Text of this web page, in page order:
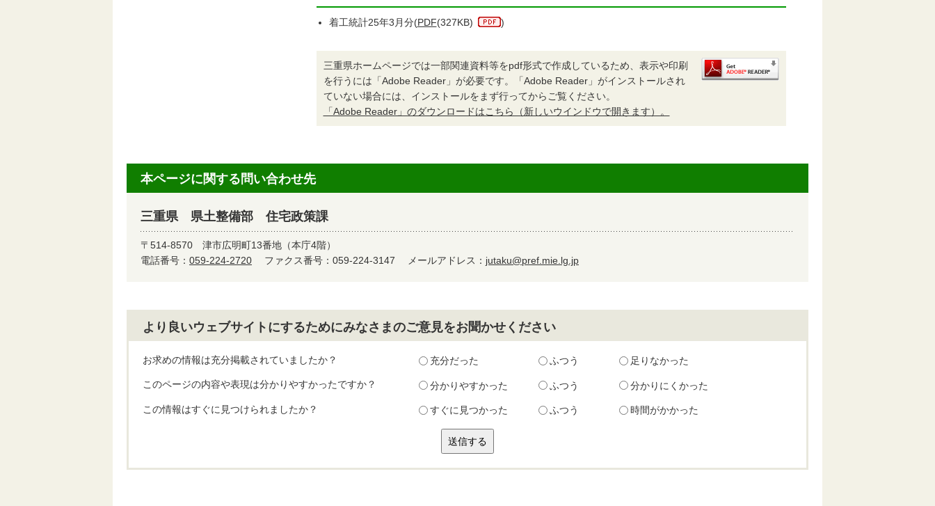
着工統計25年3月分(PDF(327KB) )
三重県ホームページでは一部関連資料等をpdf形式で作成しているため、表示や印刷
を行うには「Adobe Reader」が必要です。「Adobe Reader」がインストールされ
ていない場合には、インストールをまず行ってからご覧ください。
「Adobe Reader」のダウンロードはこちら（新しいウインドウで開きます）。
本ページに関する問い合わせ先
三重県 県土整備部 住宅政策課
〒514-8570 津市広明町13番地（本庁4階）
電話番号： 059-224-2720 ファクス番号：059-224-3147 メールアドレス： jutaku@pref.mie.lg.jp
より良いウェブサイトにするためにみなさまのご意見をお聞かせください
お求めの情報は充分掲載されていましたか？ 充分だった ふつう 足りなかった
このページの内容や表現は分かりやすかったですか？ 分かりやすかった ふつう 分かりにくかった
この情報はすぐに見つけられましたか？ すぐに見つかった ふつう 時間がかかった